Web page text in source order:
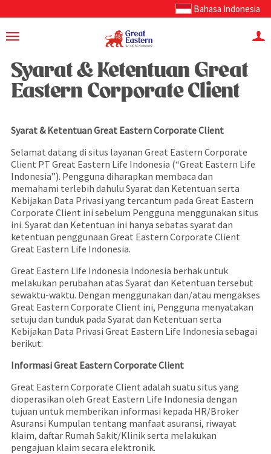
Bahasa Indonesia
Syarat & Ketentuan Great
Eastern Corporate Client
Syarat & Ketentuan Great Eastern Corporate Client
Selamat datang di situs layanan Great Eastern Corporate
Client PT Great Eastern Life Indonesia (“Great Eastern Life
Indonesia”). Pengguna diharapkan membaca dan
memahami terlebih dahulu Syarat dan Ketentuan serta
Kebijakan Data Privasi yang tercantum pada Great Eastern
Corporate Client ini sebelum Pengguna menggunakan situs
ini. Syarat dan Ketentuan ini hanya sebatas syarat dan
ketentuan penggunaan Great Eastern Corporate Client
Great Eastern Life Indonesia.
Great Eastern Life Indonesia Indonesia berhak untuk
melakukan perubahan atas Syarat dan Ketentuan tersebut
sewaktu-waktu. Dengan menggunakan dan/atau mengakses
Great Eastern Corporate Client ini, Pengguna menyatakan
setuju dan tunduk pada Syarat dan Ketentuan serta
Kebijakan Data Privasi Great Eastern Life Indonesia sebagai
berikut:
Informasi Great Eastern Corporate Client
Great Eastern Corporate Client adalah suatu situs yang
dioperasikan oleh Great Eastern Life Indonesia dengan
tujuan untuk memberikan informasi kepada HR/Broker
Asuransi Kumpulan tentang manfaat asuransi, riwayat
klaim, daftar Rumah Sakit/Klinik serta melakukan
pengajuan klaim secara elektronik.